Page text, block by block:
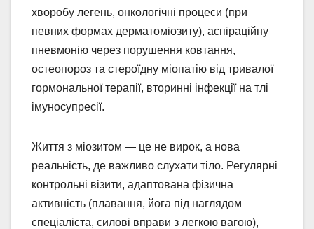
хворобу легень, онкологічні процеси (при
певних формах дерматоміозиту), аспіраційну
пневмонію через порушення ковтання,
остеопороз та стероїдну міопатію від тривалої
гормональної терапії, вторинні інфекції на тлі
імуносупресії.
Життя з міозитом — це не вирок, а нова
реальність, де важливо слухати тіло. Регулярні
контрольні візити, адаптована фізична
активність (плавання, йога під наглядом
спеціаліста, силові вправи з легкою вагою),